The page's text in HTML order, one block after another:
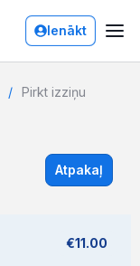
Ienākt
Pirkt izziņu
Atpakaļ
€11.00